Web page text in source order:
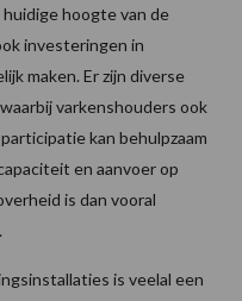
hoogte van de
investeringen in
maken. Er zijn diverse
varkenshouders ook
kan behulpzaam
en aanvoer op
is dan vooral
is veelal een